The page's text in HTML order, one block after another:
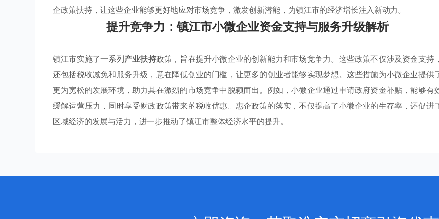
企政策扶持，让这些企业能够更好地应对市场竞争，激发创新潜能，为镇江市的经济增长注入新动力。
提升竞争力：镇江市小微企业资金支持与服务升级解析
镇江市实施了一系列产业扶持政策，旨在提升小微企业的创新能力和市场竞争力。这些政策不仅涉及资金支持，
还包括税收减免和服务升级，意在降低创业的门槛，让更多的创业者能够实现梦想。这些措施为小微企业提供
更为宽松的发展环境，助力其在激烈的市场竞争中脱颖而出。例如，小微企业通过申请政府资金补贴，能够有
缓解运营压力，同时享受财政政策带来的税收优惠。惠企政策的落实，不仅提高了小微企业的生存率，还促进
区域经济的发展与活力，进一步推动了镇江市整体经济水平的提升。